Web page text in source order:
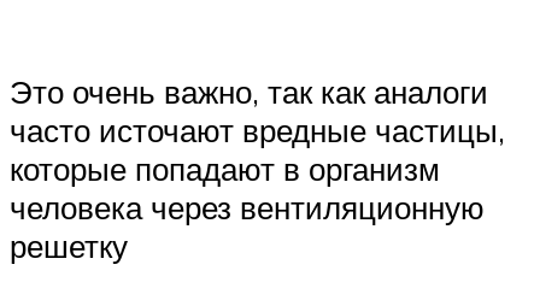
Это очень важно, так как аналоги
часто источают вредные частицы,
которые попадают в организм
человека через вентиляционную
решетку